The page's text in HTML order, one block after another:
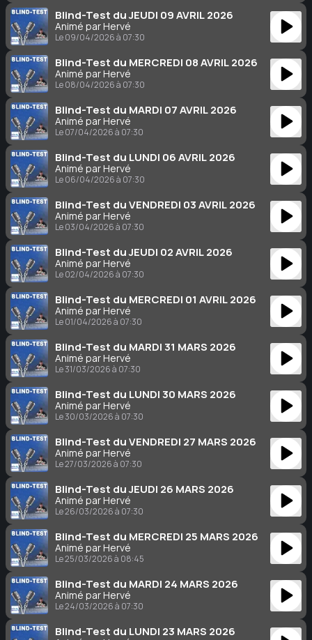
Blind-Test du JEUDI 09 AVRIL 2026
Animé par Hervé
Le 09/04/2026 à 07:30
Blind-Test du MERCREDI 08 AVRIL 2026
Animé par Hervé
Le 08/04/2026 à 07:30
Blind-Test du MARDI 07 AVRIL 2026
Animé par Hervé
Le 07/04/2026 à 07:30
Blind-Test du LUNDI 06 AVRIL 2026
Animé par Hervé
Le 06/04/2026 à 07:30
Blind-Test du VENDREDI 03 AVRIL 2026
Animé par Hervé
Le 03/04/2026 à 07:30
Blind-Test du JEUDI 02 AVRIL 2026
Animé par Hervé
Le 02/04/2026 à 07:30
Blind-Test du MERCREDI 01 AVRIL 2026
Animé par Hervé
Le 01/04/2026 à 07:30
Blind-Test du MARDI 31 MARS 2026
Animé par Hervé
Le 31/03/2026 à 07:30
Blind-Test du LUNDI 30 MARS 2026
Animé par Hervé
Le 30/03/2026 à 07:30
Blind-Test du VENDREDI 27 MARS 2026
Animé par Hervé
Le 27/03/2026 à 07:30
Blind-Test du JEUDI 26 MARS 2026
Animé par Hervé
Le 26/03/2026 à 07:30
Blind-Test du MERCREDI 25 MARS 2026
Animé par Hervé
Le 25/03/2026 à 08:45
Blind-Test du MARDI 24 MARS 2026
Animé par Hervé
Le 24/03/2026 à 07:30
Blind-Test du LUNDI 23 MARS 2026